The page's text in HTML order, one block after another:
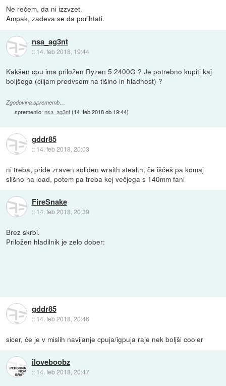
Ne rečem, da ni izzvzet.
Ampak, zadeva se da porihtati.
nsa_ag3nt
:: 14. feb 2018, 19:44
Kakšen cpu ima priložen Ryzen 5 2400G ? Je potrebno kupiti kaj
boljšega (ciljam predvsem na tišino in hladnost) ?
Zgodovina sprememb…
spremenilo:nsa_ag3nt(14. feb 2018 ob 19:44)
gddr85
:: 14. feb 2018, 20:03
ni treba, pride zraven soliden wraith stealth, če iščeš pa komaj
slišno na load, potem pa treba kej večjega s 140mm fani
FireSnake
:: 14. feb 2018, 20:39
Brez skrbi.
Priložen hladilnik je zelo dober:
gddr85
:: 14. feb 2018, 20:46
sicer, če je v mislih navijanje cpuja/igpuja raje nek boljši cooler
iloveboobz
:: 14. feb 2018, 20:47